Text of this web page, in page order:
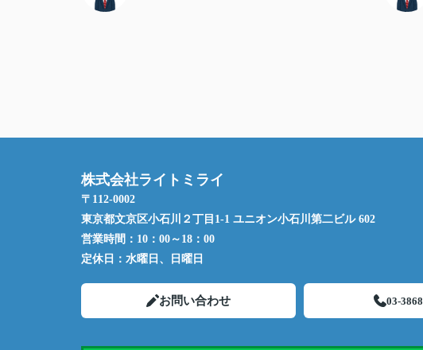
株式会社ライトミライ
〒112-0002
東京都文京区小石川２丁目1-1 ユニオン小石川第二ビル 602
営業時間： 10：00～18：00
定休日： 水曜日、日曜日
お問い合わせ 03-